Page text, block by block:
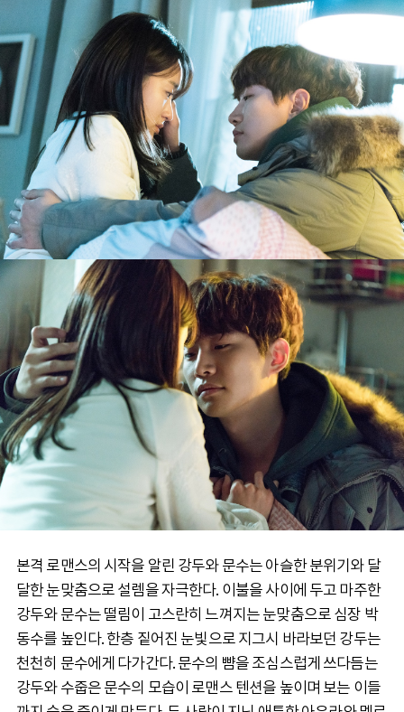
본격 로맨스의 시작을 알린 강두와 문수는 아슬한 분위기와 달
달한 눈맞춤으로 설렘을 자극한다. 이불을 사이에 두고 마주한
강두와 문수는 떨림이 고스란히 느껴지는 눈맞춤으로 심장 박
동수를 높인다. 한층 짙어진 눈빛으로 지그시 바라보던 강두는
천천히 문수에게 다가간다. 문수의 뺨을 조심스럽게 쓰다듬는
강두와 수줍은 문수의 모습이 로맨스 텐션을 높이며 보는 이들